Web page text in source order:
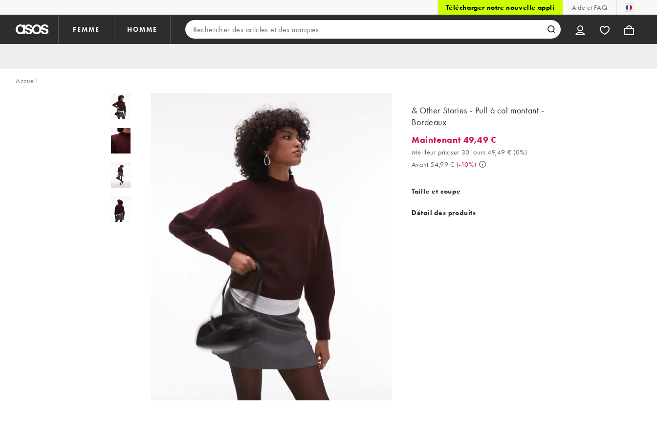
Télécharger notre nouvelle appli Aide et FAQ
FEMME HOMME
Accueil
& Other Stories - Pull à col montant -
Bordeaux
Maintenant 49,49 €. Meilleur prix sur 30 jours 49,49 € (0%). Avant 54,99
Maintenant 49,49 €
Meilleur prix sur 30 jours 49,49 € (0%)
Avant 54,99 € (-10%)
Taille et coupe
Détail des produits